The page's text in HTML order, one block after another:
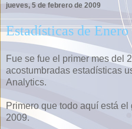
jueves, 5 de febrero de 2009
Estadísticas de Enero
Fue se fue el primer mes del
acostumbradas estadísticas
Analytics.
Primero que todo aquí está
2009.